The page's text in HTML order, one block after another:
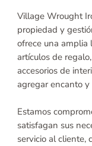
Village Wrought
propiedad y
ofrece una amplia
artículos de
accesorios de
agregar encanto
Estamos
satisfagan sus
servicio al cliente,